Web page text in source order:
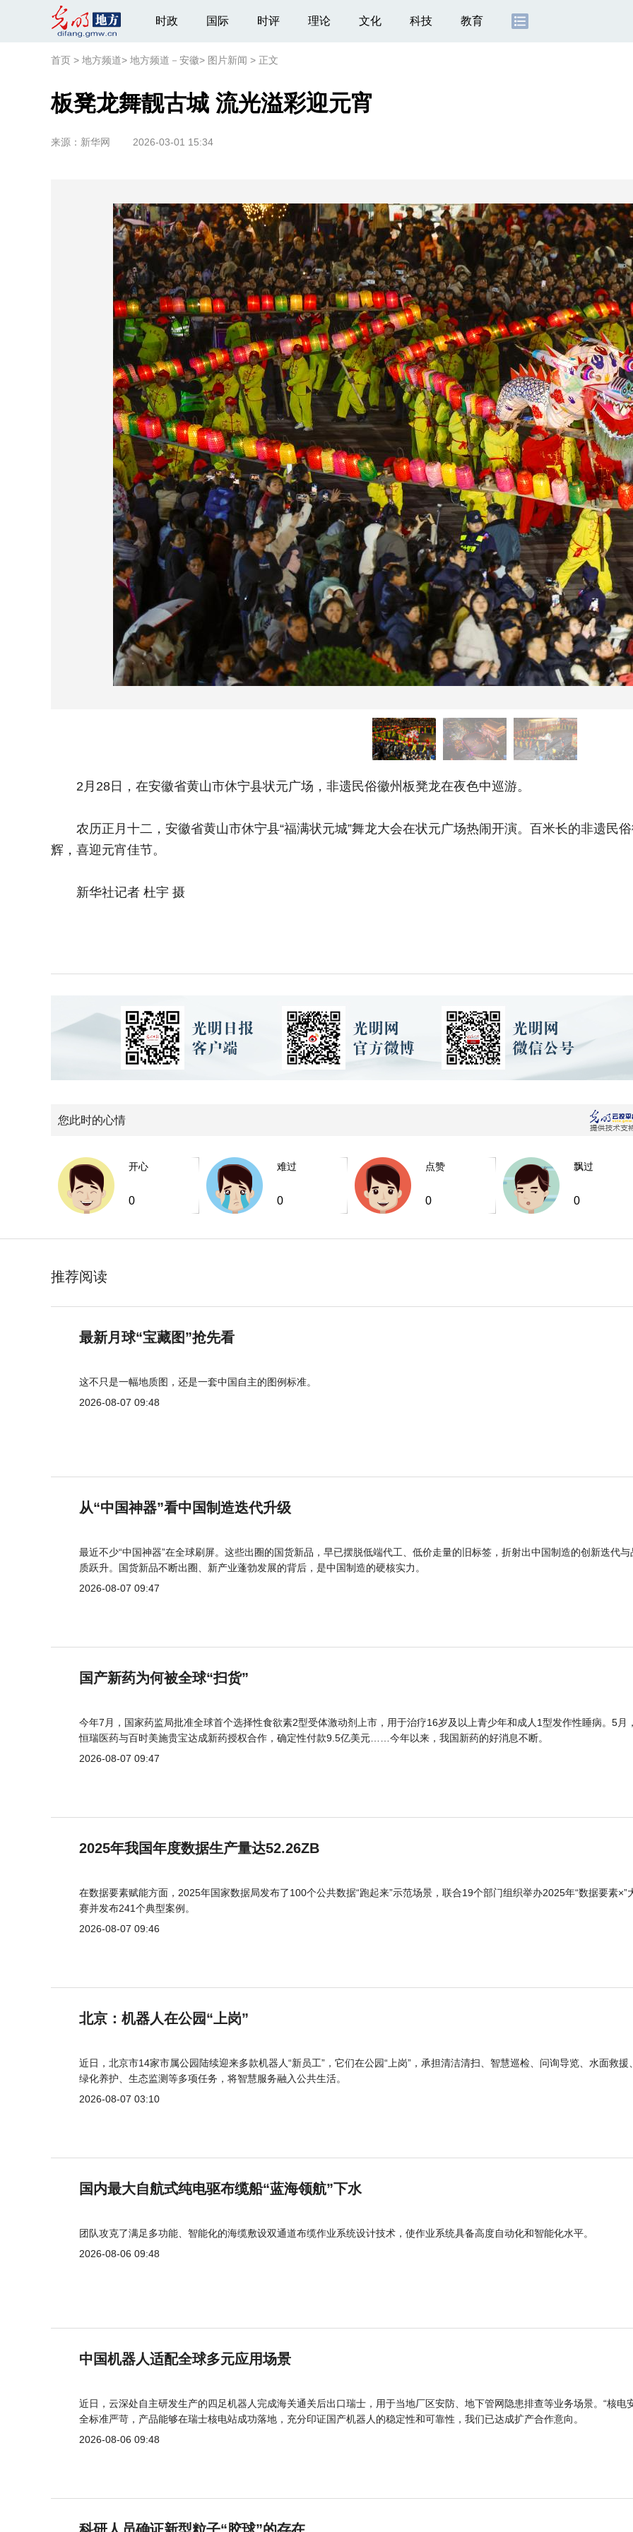
时政 国际 时评 理论 文化 科技 教育
首页 > 地方频道> 地方频道－安徽> 图片新闻 > 正文
板凳龙舞靓古城 流光溢彩迎元宵
来源： 新华网 2026-03-01 15:34
2月28日，在安徽省黄山市休宁县状元广场，非遗民俗徽州板凳龙在夜色中巡游。
农历正月十二，安徽省黄山市休宁县“福满状元城”舞龙大会在状元广场热闹开演。百米长的非遗民
辉，喜迎元宵佳节。
新华社记者 杜宇 摄
您此时的心情
开心
0
难过
0
点赞
0
飘过
0
推荐阅读
最新月球“宝藏图”抢先看
这不只是一幅地质图，还是一套中国自主的图例标准。
2026-08-07 09:48
从“中国神器”看中国制造迭代升级
最近不少“中国神器”在全球刷屏。这些出圈的国货新品，早已摆脱低端代工、低价走量的旧标签，折射出中国制造的创新迭代与
质跃升。国货新品不断出圈、新产业蓬勃发展的背后，是中国制造的硬核实力。
2026-08-07 09:47
国产新药为何被全球“扫货”
今年7月，国家药监局批准全球首个选择性食欲素2型受体激动剂上市，用于治疗16岁及以上青少年和成人1型发作性睡病。5月
恒瑞医药与百时美施贵宝达成新药授权合作，确定性付款9.5亿美元……今年以来，我国新药的好消息不断。
2026-08-07 09:47
2025年我国年度数据生产量达52.26ZB
在数据要素赋能方面，2025年国家数据局发布了100个公共数据“跑起来”示范场景，联合19个部门组织举办2025年“数据要素×”
赛并发布241个典型案例。
2026-08-07 09:46
北京：机器人在公园“上岗”
近日，北京市14家市属公园陆续迎来多款机器人“新员工”，它们在公园“上岗”，承担清洁清扫、智慧巡检、问询导览、水面救援
绿化养护、生态监测等多项任务，将智慧服务融入公共生活。
2026-08-07 03:10
国内最大自航式纯电驱布缆船“蓝海领航”下水
团队攻克了满足多功能、智能化的海缆敷设双通道布缆作业系统设计技术，使作业系统具备高度自动化和智能化水平。
2026-08-06 09:48
中国机器人适配全球多元应用场景
近日，云深处自主研发生产的四足机器人完成海关通关后出口瑞士，用于当地厂区安防、地下管网隐患排查等业务场景。“核电
全标准严苛，产品能够在瑞士核电站成功落地，充分印证国产机器人的稳定性和可靠性，我们已达成扩产合作意向。
2026-08-06 09:48